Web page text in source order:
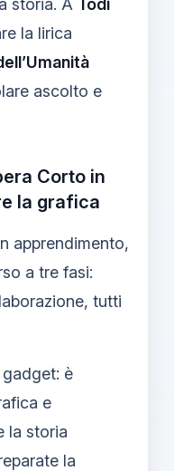
la lirica
ascolto e
Corto in
la grafica
apprendimento,
a tre fasi:
tutti
gadget: è
e
la storia
la